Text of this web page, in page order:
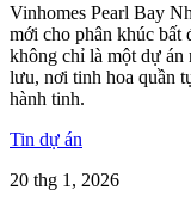
Vinhomes Pearl Bay
mới cho phân khúc bất
không chỉ là một dự án
lưu, nơi tinh hoa quần
hành tinh.
Tin dự án
20 thg 1, 2026